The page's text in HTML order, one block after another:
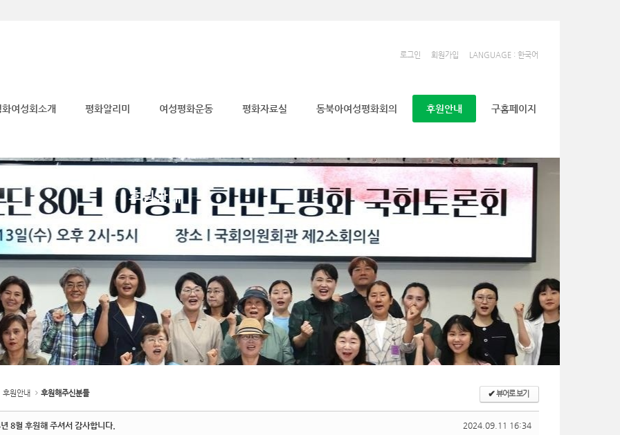
로그인 회원가입 LANGUAGE : 한국어
화여성회소개 평화알리미 여성평화운동 평화자료실 동북아여성평화회의 후원안내 구홈페이지
후원안내
후원안내 후원해주신분들 ✔뷰어로 보기
2024.09.11 16:34
8월 후원해 주셔서 감사합니다.